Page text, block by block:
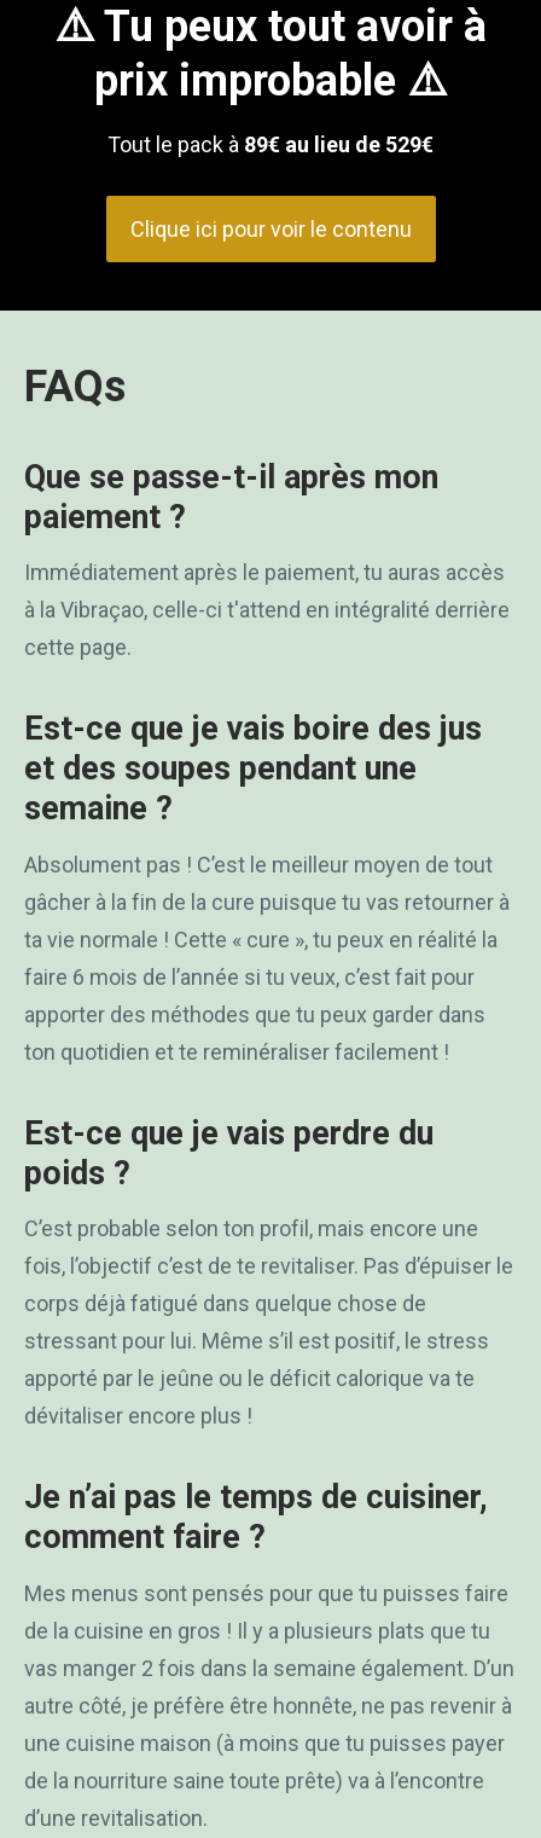
⚠️ Tu peux tout avoir à
prix improbable ⚠️
Tout le pack à 89€ au lieu de 529€
Clique ici pour voir le contenu
FAQs
Que se passe-t-il après mon
paiement ?
Immédiatement après le paiement, tu auras accès
à la Vibraçao, celle-ci t'attend en intégralité derrière
cette page.
Est-ce que je vais boire des jus
et des soupes pendant une
semaine ?
Absolument pas ! C’est le meilleur moyen de tout
gâcher à la fin de la cure puisque tu vas retourner à
ta vie normale ! Cette « cure », tu peux en réalité la
faire 6 mois de l’année si tu veux, c’est fait pour
apporter des méthodes que tu peux garder dans
ton quotidien et te reminéraliser facilement !
Est-ce que je vais perdre du
poids ?
C’est probable selon ton profil, mais encore une
fois, l’objectif c’est de te revitaliser. Pas d’épuiser le
corps déjà fatigué dans quelque chose de
stressant pour lui. Même s’il est positif, le stress
apporté par le jeûne ou le déficit calorique va te
dévitaliser encore plus !
Je n’ai pas le temps de cuisiner,
comment faire ?
Mes menus sont pensés pour que tu puisses faire
de la cuisine en gros ! Il y a plusieurs plats que tu
vas manger 2 fois dans la semaine également. D’un
autre côté, je préfère être honnête, ne pas revenir à
une cuisine maison (à moins que tu puisses payer
de la nourriture saine toute prête) va à l’encontre
d’une revitalisation.